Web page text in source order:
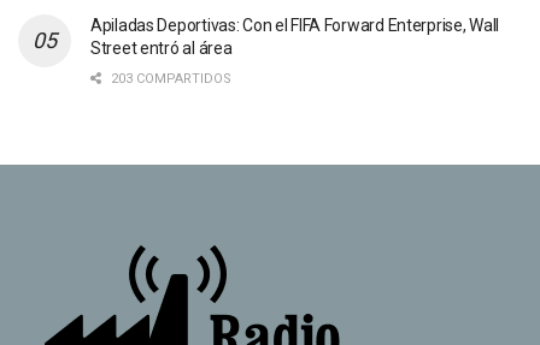
Apiladas Deportivas: Con el FIFA Forward Enterprise, Wall
Street entró al área
203 COMPARTIDOS